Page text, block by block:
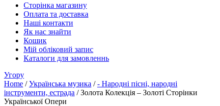
Сторінка магазину
Оплата та доставка
Наші контакти
Як нас знайти
Кошик
Мій обліковий запис
Каталоги для замовленнь
Угору
Home /Українська музика /- Народні пісні, народні
інструменти, естрада / Золота Колекція – Золоті Сторінки
Української Опери